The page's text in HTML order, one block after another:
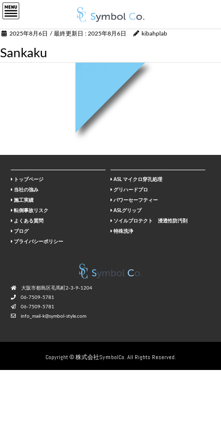
2025年8月6日 / 最終更新日 : 2025年8月6日 kibahplab
Sankaku
トップページ
当社の強み
施工実績
転倒事故リスク
よくある質問
ブログ
プライバシーポリシー
ASL マイクロ穿孔処理
グリハードプロ
パワーセーフティー
ASLグリップ
ソイルプロテクト 浸透性防汚剤
特殊洗浄
⼤阪市都島区⽑⾺町2-3-9-1204
06-7509-5781
06-7509-5781
info_mail-k@symbol-style.com
Copyright © 株式会社SyｍbolCo. All Rights Reserved.